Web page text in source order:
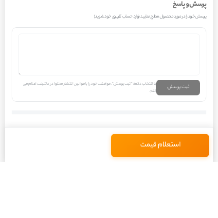
استعلام قیمت
معمولاً از آلیاژهای فلزی بسیار مستحکم ساخته می‌شود. فولاد کربن‌دار با عناصر
آلیاژی مانند کروم، مولیبدن و وانادیوم، گزینه‌های رایج برای تولید این قطعه
می‌شوند. ساختار شاتون به صورت یکپارچه یا دو تکه (که با پیچ و مهره به هم
متصل می‌شوند) طراحی می‌گردد. در خودروی پژو 206 SD V20، سر کوچک شاتون
به پیستون از طریق یک پین متحرک (پین شاتون) متصل می‌شود و سر بزرگ
این اتصالات باید با دقت بسیار بالایی ماشین‌کاری شده باشند تا از اصطکاک کم و
عمر طولانی اطمینان حاصل شود. وزن شاتون نیز از اهمیت بالایی برخوردار است؛
شاتون‌های سبک‌تر باعث کاهش اینرسی شده و به بهبود عملکرد موتور و کاهش
پرسش و پاسخ
پرسش خود را در مورد محصول مطرح نمایید (وارد حساب کاربری خود شوید)
ثبت پرسش
با انتخاب دکمه “ثبت پرسش”، موافقت خود را با قوانین انتشار محتوا در ماشینت اعلام می
کنم.